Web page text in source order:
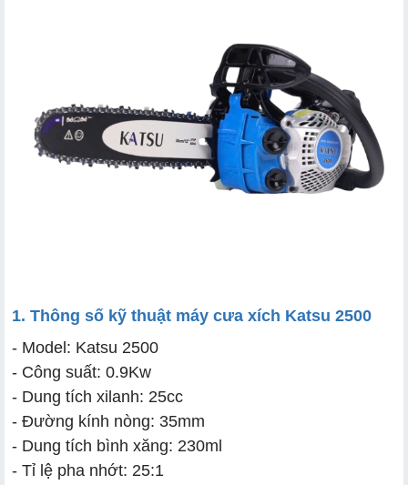
1. Thông số kỹ thuật máy cưa xích Katsu 2500
- Model: Katsu 2500
- Công suất: 0.9Kw
- Dung tích xilanh: 25cc
- Đường kính nòng: 35mm
- Dung tích bình xăng: 230ml
- Tỉ lệ pha nhớt: 25:1